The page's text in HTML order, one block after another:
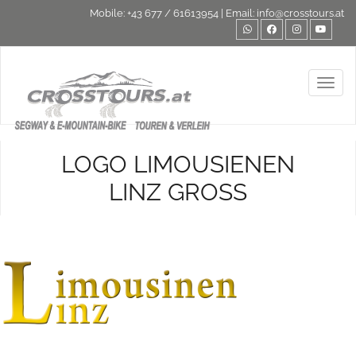
Mobile: +43 677 / 61613954 | Email: info@crosstours.at
LOGO LIMOUSIENEN
LINZ GROSS